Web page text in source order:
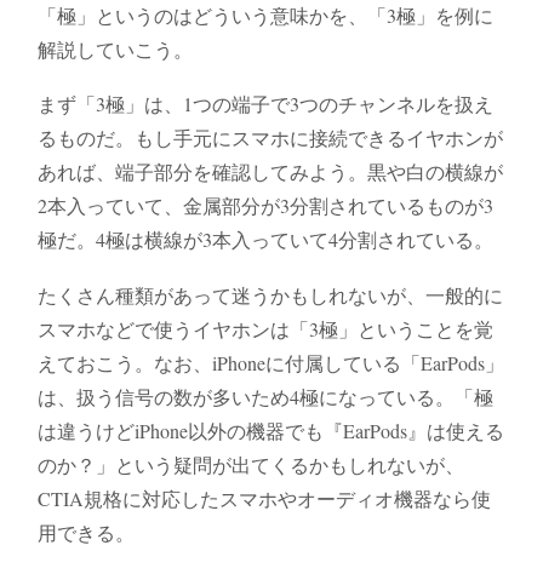
「極」というのはどういう意味かを、「3極」を例に
解説していこう。
まず「3極」は、1つの端子で3つのチャンネルを扱え
るものだ。もし手元にスマホに接続できるイヤホンが
あれば、端子部分を確認してみよう。黒や白の横線が
2本入っていて、金属部分が3分割されているものが3
極だ。4極は横線が3本入っていて4分割されている。
たくさん種類があって迷うかもしれないが、一般的に
スマホなどで使うイヤホンは「3極」ということを覚
えておこう。なお、iPhoneに付属している「EarPods」
は、扱う信号の数が多いため4極になっている。「極
は違うけどiPhone以外の機器でも『EarPods』は使える
のか？」という疑問が出てくるかもしれないが、
CTIA規格に対応したスマホやオーディオ機器なら使
用できる。